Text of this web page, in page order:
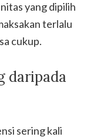
yang dipilih
terlalu
cukup.
daripada
sering kali